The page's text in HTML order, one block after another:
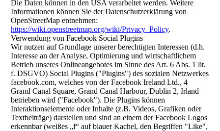
Die Daten können in den USA verarbeitet werden. Weitere
Informationen können Sie der Datenschutzerklärung von
OpenStreetMap entnehmen:
https://wiki.openstreetmap.org/wiki/Privacy_Policy.
Verwendung von Facebook Social Plugins
Wir nutzen auf Grundlage unserer berechtigten Interessen (d.h.
Interesse an der Analyse, Optimierung und wirtschaftlichem
Betrieb unseres Onlineangebotes im Sinne des Art. 6 Abs. 1 lit.
f. DSGVO) Social Plugins ("Plugins") des sozialen Netzwerkes
facebook.com, welches von der Facebook Ireland Ltd., 4
Grand Canal Square, Grand Canal Harbour, Dublin 2, Irland
betrieben wird ("Facebook"). Die Plugins können
Interaktionselemente oder Inhalte (z.B. Videos, Grafiken oder
Textbeiträge) darstellen und sind an einem der Facebook Logos
erkennbar (weißes „f“ auf blauer Kachel, den Begriffen "Like",